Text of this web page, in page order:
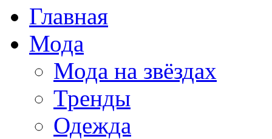
Главная
Мода
Мода на звёздах
Тренды
Одежда